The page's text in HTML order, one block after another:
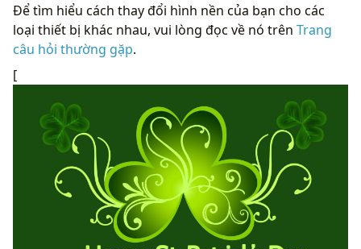
Để tìm hiểu cách thay đổi hình nền của bạn cho các
loại thiết bị khác nhau, vui lòng đọc về nó trên Trang
câu hỏi thường gặp.
[